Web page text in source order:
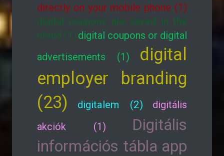
directly on your mobile phone (1)
digital coupons are saved in the
cloud (1) digital coupons or digital
advertisements (1)
digital
employer branding
(23)
digitalem (2)
digitális
akciók (1)
Digitális
információs tábla app